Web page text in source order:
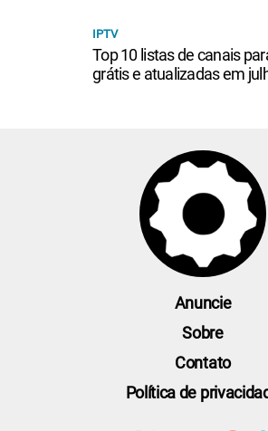
IPTV
Top 10 listas de canais
grátis e atualizadas em
Anuncie
Sobre
Contato
Política de